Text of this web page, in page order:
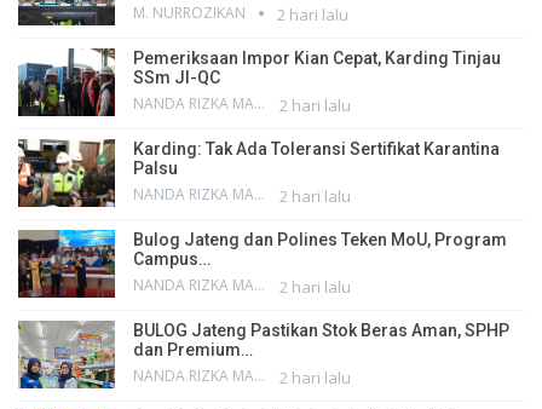
M. NURROZIKAN 2 hari lalu
Pemeriksaan Impor Kian Cepat, Karding Tinjau
SSm JI-QC
NANDA RIZKA MAHENDRA 2 hari lalu
Karding: Tak Ada Toleransi Sertifikat Karantina
Palsu
NANDA RIZKA MAHENDRA 2 hari lalu
Bulog Jateng dan Polines Teken MoU, Program
Campus…
NANDA RIZKA MAHENDRA 2 hari lalu
BULOG Jateng Pastikan Stok Beras Aman, SPHP
dan Premium…
NANDA RIZKA MAHENDRA 2 hari lalu